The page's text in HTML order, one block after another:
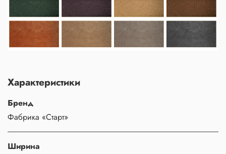
Характеристики
Бренд
Фабрика «Старт»
Ширина